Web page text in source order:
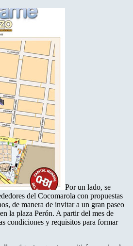
Por un lado, se
del Cocomarola con propuestas
de manera de invitar a un gran paseo
la plaza Perón. A partir del mes de
condiciones y requisitos para formar